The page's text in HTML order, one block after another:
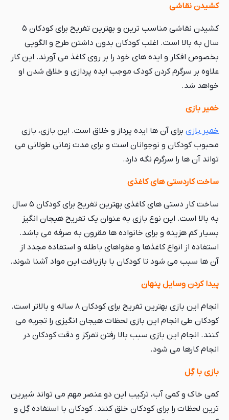
کشیدن نقاشی
کشیدن نقاشی مناسب ترین و بهترین تفریح برای کودکان ۵
سال به بالا است. اغلب کودکان بدون داشتن طرح و الگویی
بخصوص افکار و ایده های خود را بر روی کاغذ می آورند. این کار
علاوه بر سرگرم کردن کودک موجب ایده پردازی و خلاق شدن او
خواهد شد.
خمیر بازی
خمیر بازی برای آن ها ایده پرداز و خلاق است. این بازی، بازی
محبوب کودکان و نوجوانان است و برای مدت زمانی طولانی می
تواند آن ها را سرگرم نگه دارد.
ساخت کاردستی های کاغذی
ساخت کار دستی های کاغذی بهترین تفریح برای کودکان ۵ سال
به بالا است. این نوع بازی به عنوان یک تفریح هیجان انگیز
بسیار کم هزینه و برای خانواده ها مقرون به صرفه می باشد.
استفاده از انواع کاغذها و مقواهای باطله و استفاده مجدد از
آن ها سبب می شود تا کودکان با بازیافت این مواد آشنا شوند.
پیدا کردن وسایل پنهان
انجام این بازی بهترین تفریح برای کودکان ۸ ساله و بالاتر است.
کودکان طی انجام این بازی لحظات هیجان انگیزی را تجربه می
کنند. انجام این بازی سبب بالا رفتن تمرکز و دقت کودکان در
انجام کارها می شود.
بازی با گِل
کمی خاک و کمی آب، ترکیب این دو عنصر مهم می تواند شیرین
ترین لحظات را برای کودکان خلق کنند. کودکان با استفاده گِل و